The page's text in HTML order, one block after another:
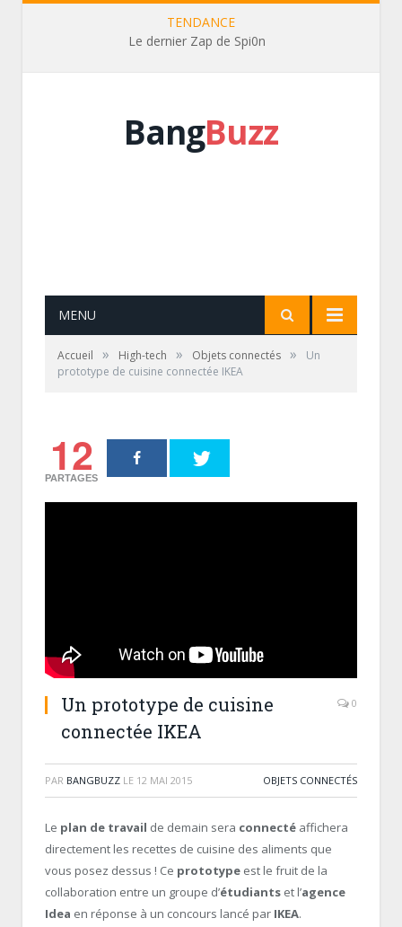
TENDANCE
Le dernier Zap de Spi0n
BangBuzz
MENU
Accueil » High-tech » Objets connectés »
Un
prototype de cuisine connectée IKEA
12
PARTAGES
Un prototype de cuisine
connectée IKEA
0
PAR BANGBUZZ LE 12 MAI 2015 OBJETS CONNECTÉS
Le plan de travail de demain sera connecté affichera
directement les recettes de cuisine des aliments que
vous posez dessus ! Ce prototype est le fruit de la
collaboration entre un groupe d’étudiants et l’agence
Idea en réponse à un concours lancé par IKEA.